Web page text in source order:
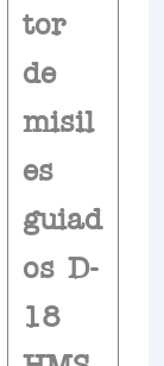
tor
de
misil
es
guiad
os D-
18
HMS